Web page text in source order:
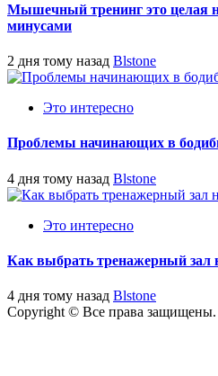
Мышечный тренинг это целая
минусами
2 дня тому назад Blstone
Это интересно
Проблемы начинающих в
4 дня тому назад Blstone
Это интересно
Как выбрать тренажерный зал
4 дня тому назад Blstone
Copyright © Все права защищены.